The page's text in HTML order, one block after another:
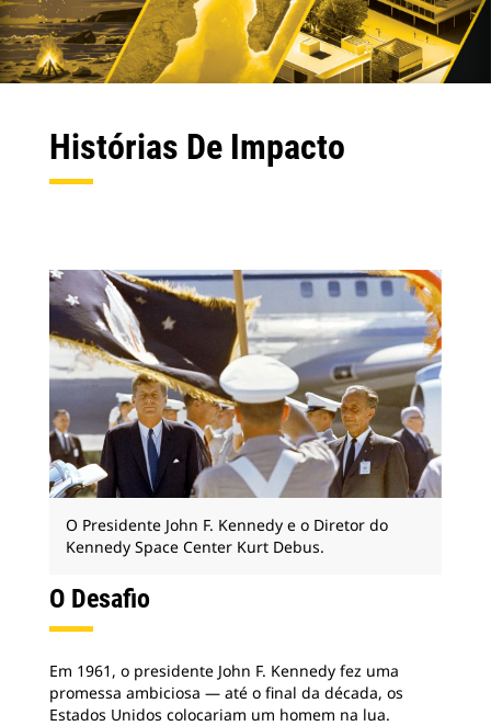
Histórias De Impacto
O Presidente John F. Kennedy e o Diretor do
Kennedy Space Center Kurt Debus.
O Desafio
Em 1961, o presidente John F. Kennedy fez uma
promessa ambiciosa — até o final da década, os
Estados Unidos colocariam um homem na lua.